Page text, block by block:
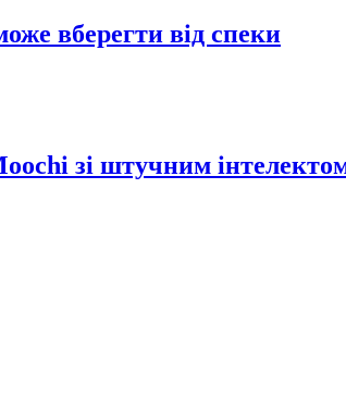
вберегти від спеки
зі штучним